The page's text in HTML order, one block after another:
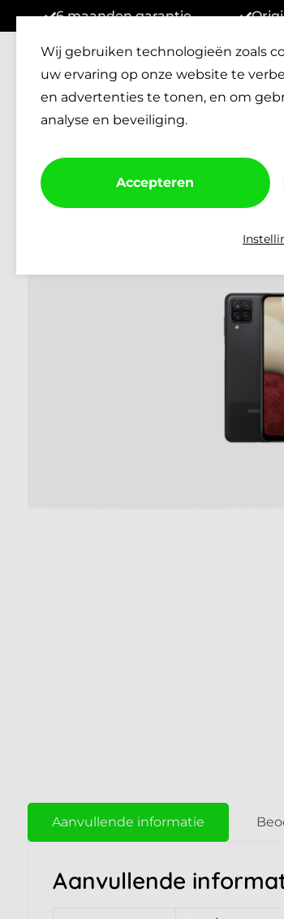
6 maanden garantie
Reparaties
Afspraak Inplannen
Aanvullende informatie
Aanvullende
Wij gebruiken technologieën zoals
uw ervaring op onze website te
en advertenties te tonen, en om
analyse en beveiliging.
Accepteren